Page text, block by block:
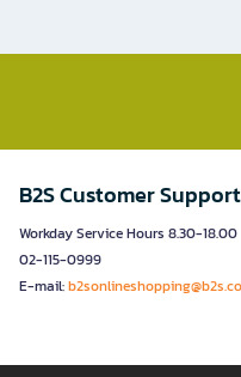
B2S Customer
Workday Service Hours 8.30-18.00
02-115-0999
E-mail: